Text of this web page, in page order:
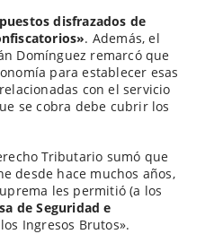
disfrazados de
. Además, el
Domínguez remarcó que
para establecer esas
con el servicio
se cobra debe cubrir los
Tributario sumó que
desde hace muchos años,
les permitió (a los
de Seguridad e
Ingresos Brutos».